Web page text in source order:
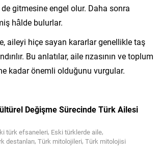
gitmesine engel olur. Daha sonra
hâlde bulurlar.
aileyi hiçe sayan kararlar genellikle taş
Bu anlatılar, aile rızasının ve toplum
kadar önemli olduğunu vurgular.
Değişme Sürecinde Türk Ailesi
türk efsaneleri, Eski türklerde aile,
destanları, Türk mitolojileri, Türk mitolojisi